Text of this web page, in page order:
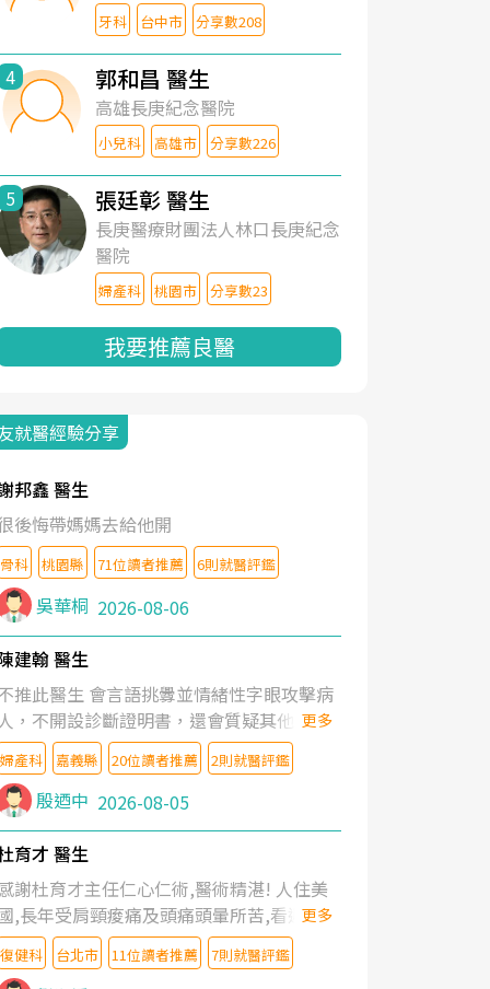
牙科 台中市 分享數208
4 郭和昌 醫生
高雄長庚紀念醫院
小兒科 高雄市 分享數226
5 張廷彰 醫生
長庚醫療財團法人林口長庚紀念
醫院
婦產科 桃園市 分享數23
我要推薦良醫
就醫經驗分享
邦鑫 醫生
後悔帶媽媽去給他開
骨科 桃園縣 71位讀者推薦 6則就醫評鑑
吳華桐 2026-08-06
建翰 醫生
推此醫生 會言語挑釁並情緒性字眼攻擊病
，不開設診斷證明書，還會質疑其他醫生
判斷！
更多
婦產科 嘉義縣 20位讀者推薦 2則就醫評鑑
殷迺中 2026-08-05
育才 醫生
謝杜育才主任仁心仁術,醫術精湛! 人住美
,長年受肩頸痠痛及頭痛頭暈所苦,看遍名醫
授,做了各種檢查,也嘗試過西醫打針,中醫
灸及物理徒手治療都沒有用,後來連吃到嗎
更多
復健科 台北市 11位讀者推薦 7則就醫評鑑